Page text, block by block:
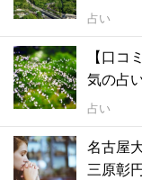
占い
【口コ
気の占
占い
名古屋
三原彰